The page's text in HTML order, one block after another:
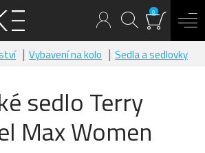
0
Vybavení na kolo Sedla a sedlovky
sedlo Terry
Max Women